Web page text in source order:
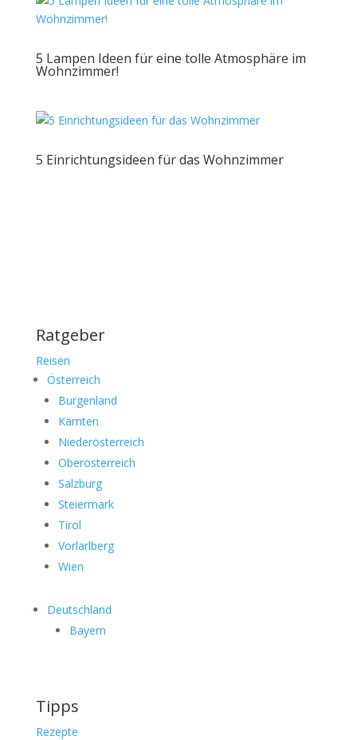
5 Lampen Ideen für eine tolle Atmosphäre im
Wohnzimmer!
5 Einrichtungsideen für das Wohnzimmer
Ratgeber
Reisen
Österreich
Burgenland
Kärnten
Niederösterreich
Oberösterreich
Salzburg
Steiermark
Tirol
Vorlarlberg
Wien
Deutschland
Bayern
Tipps
Rezepte